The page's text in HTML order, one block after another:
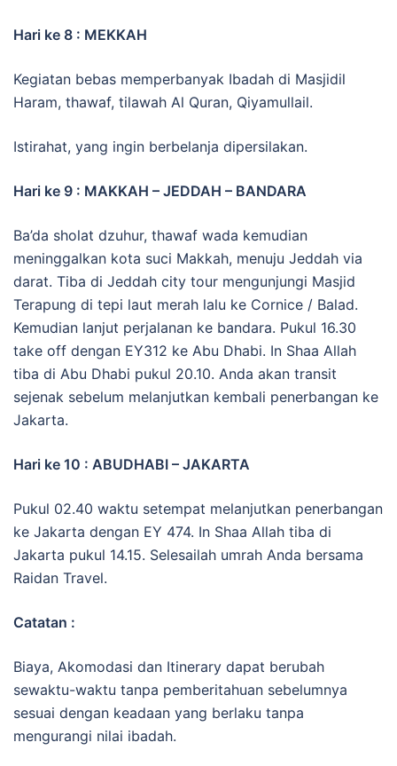
Hari ke 8 : MEKKAH
Kegiatan bebas memperbanyak Ibadah di Masjidil
Haram, thawaf, tilawah Al Quran, Qiyamullail.
Istirahat, yang ingin berbelanja dipersilakan.
Hari ke 9 : MAKKAH – JEDDAH – BANDARA
Ba’da sholat dzuhur, thawaf wada kemudian
meninggalkan kota suci Makkah, menuju Jeddah via
darat. Tiba di Jeddah city tour mengunjungi Masjid
Terapung di tepi laut merah lalu ke Cornice / Balad.
Kemudian lanjut perjalanan ke bandara. Pukul 16.30
take off dengan EY312 ke Abu Dhabi. In Shaa Allah
tiba di Abu Dhabi pukul 20.10. Anda akan transit
sejenak sebelum melanjutkan kembali penerbangan ke
Jakarta.
Hari ke 10 : ABUDHABI – JAKARTA
Pukul 02.40 waktu setempat melanjutkan penerbangan
ke Jakarta dengan EY 474. In Shaa Allah tiba di
Jakarta pukul 14.15. Selesailah umrah Anda bersama
Raidan Travel.
Catatan :
Biaya, Akomodasi dan Itinerary dapat berubah
sewaktu-waktu tanpa pemberitahuan sebelumnya
sesuai dengan keadaan yang berlaku tanpa
mengurangi nilai ibadah.